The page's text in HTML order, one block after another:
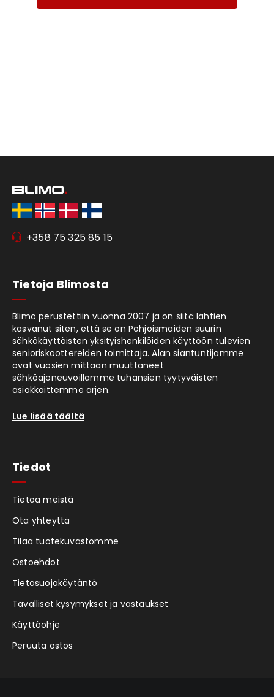
+358 75 325 85 15
Tietoja Blimosta
Blimo perustettiin vuonna 2007 ja on siitä lähtien
kasvanut siten, että se on Pohjoismaiden suurin
sähkökäyttöisten yksityishenkilöiden käyttöön tulevien
senioriskoottereiden toimittaja. Alan siantuntijamme
ovat vuosien mittaan muuttaneet
sähköajoneuvoillamme tuhansien tyytyväisten
asiakkaittemme arjen.
Lue lisää täältä
Tiedot
Tietoa meistä
Ota yhteyttä
Tilaa tuotekuvastomme
Ostoehdot
Tietosuojakäytäntö
Tavalliset kysymykset ja vastaukset
Käyttöohje
Peruuta ostos